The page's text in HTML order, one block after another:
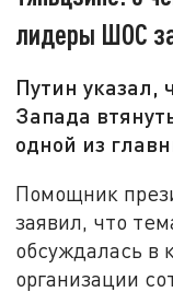
лидеры ШОС
Путин указал,
Запада
одной из
Помощник
заявил, что
обсуждалась в
организации